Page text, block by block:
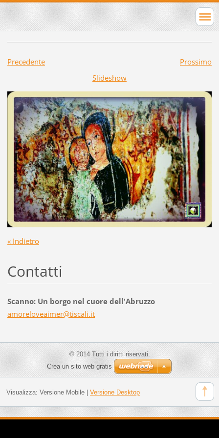
Precedente
Prossimo
Slideshow
« Indietro
Contatti
Scanno: Un borgo nel cuore dell'Abruzzo
amoreloveaimer@tiscali.it
© 2014 Tutti i diritti riservati.
Crea un sito web gratis
Visualizza: Versione Mobile| Versione Desktop